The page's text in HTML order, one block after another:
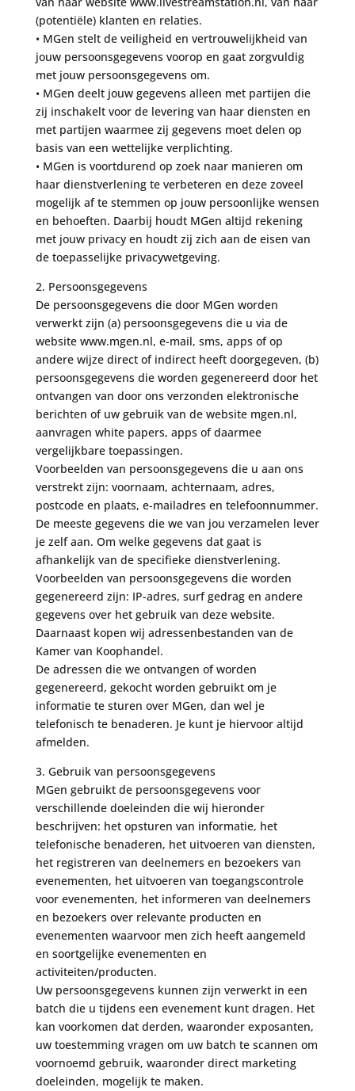
(potentiële) klanten en relaties.
• MGen stelt de veiligheid en vertrouwelijkheid van
jouw persoonsgegevens voorop en gaat zorgvuldig
met jouw persoonsgegevens om.
• MGen deelt jouw gegevens alleen met partijen die
zij inschakelt voor de levering van haar diensten en
met partijen waarmee zij gegevens moet delen op
basis van een wettelijke verplichting.
• MGen is voortdurend op zoek naar manieren om
haar dienstverlening te verbeteren en deze zoveel
mogelijk af te stemmen op jouw persoonlijke wensen
en behoeften. Daarbij houdt MGen altijd rekening
met jouw privacy en houdt zij zich aan de eisen van
de toepasselijke privacywetgeving.
2. Persoonsgegevens
De persoonsgegevens die door MGen worden
verwerkt zijn (a) persoonsgegevens die u via de
website www.mgen.nl, e-mail, sms, apps of op
andere wijze direct of indirect heeft doorgegeven, (b)
persoonsgegevens die worden gegenereerd door het
ontvangen van door ons verzonden elektronische
berichten of uw gebruik van de website mgen.nl,
aanvragen white papers, apps of daarmee
vergelijkbare toepassingen.
Voorbeelden van persoonsgegevens die u aan ons
verstrekt zijn: voornaam, achternaam, adres,
postcode en plaats, e-mailadres en telefoonnummer.
De meeste gegevens die we van jou verzamelen lever
je zelf aan. Om welke gegevens dat gaat is
afhankelijk van de specifieke dienstverlening.
Voorbeelden van persoonsgegevens die worden
gegenereerd zijn: IP-adres, surf gedrag en andere
gegevens over het gebruik van deze website.
Daarnaast kopen wij adressenbestanden van de
Kamer van Koophandel.
De adressen die we ontvangen of worden
gegenereerd, gekocht worden gebruikt om je
informatie te sturen over MGen, dan wel je
telefonisch te benaderen. Je kunt je hiervoor altijd
afmelden.
3. Gebruik van persoonsgegevens
MGen gebruikt de persoonsgegevens voor
verschillende doeleinden die wij hieronder
beschrijven: het opsturen van informatie, het
telefonische benaderen, het uitvoeren van diensten,
het registreren van deelnemers en bezoekers van
evenementen, het uitvoeren van toegangscontrole
voor evenementen, het informeren van deelnemers
en bezoekers over relevante producten en
evenementen waarvoor men zich heeft aangemeld
en soortgelijke evenementen en
activiteiten/producten.
Uw persoonsgegevens kunnen zijn verwerkt in een
batch die u tijdens een evenement kunt dragen. Het
kan voorkomen dat derden, waaronder exposanten,
uw toestemming vragen om uw batch te scannen om
voornoemd gebruik, waaronder direct marketing
doeleinden, mogelijk te maken.